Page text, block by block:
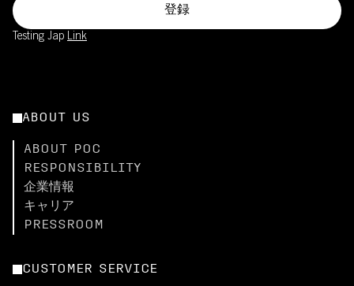
登録
Testing Jap Link
ABOUT US
ABOUT POC
RESPONSIBILITY
企業情報
キャリア
PRESSROOM
CUSTOMER SERVICE